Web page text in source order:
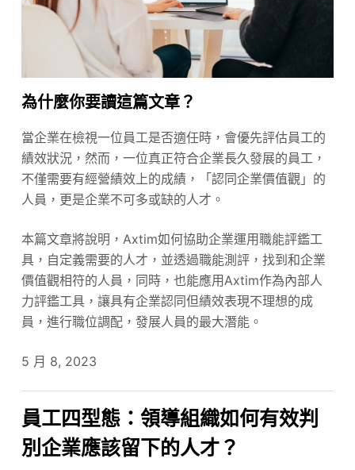
為什麼你要讀這篇文章？
當企業在檢視一位員工是否適任時，會優先評估員工的
績效狀況，然而，一位真正符合企業長久發展的員工，
不僅需要有經營績效上的成績，「認同企業價值觀」的
人員，更是企業不可多或缺的人才。
本篇文章將說明，Axtim如何協助企業運用職能評鑑工
具，自定義需要的人才，並透過職能測評，找到和企業
價值觀相符的人員，同時，也能應用Axtim作為內部人
力評鑑工具，讓具有企業認同但績效表現不理想的成
員，進行職位調配，發展人員的最大潛能。
5 月 8, 2023
員工四型態：領導組織如何有效判
別企業應該留下的人才？